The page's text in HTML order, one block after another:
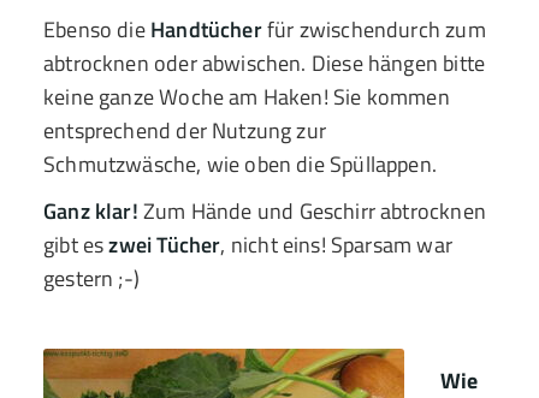
Ebenso dieHandtücherfür zwischendurch zum
abtrocknen oder abwischen. Diese hängen bitte
keine ganze Woche am Haken! Sie kommen
entsprechend der Nutzung zur
Schmutzwäsche, wie oben die Spüllappen.
Ganz klar!Zum Hände und Geschirr abtrocknen
gibt eszwei Tücher, nicht eins! Sparsam war
gestern ;-)
Wie